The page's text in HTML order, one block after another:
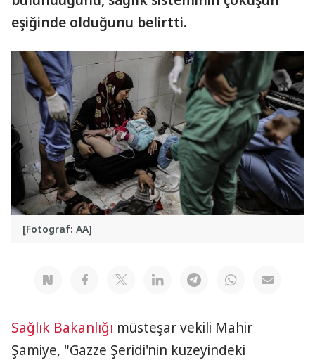
eşiğinde olduğunu belirtti.
[Fotograf: AA]
Sağlık Bakanlığı müsteşar vekili Mahir
Şamiye, "Gazze Şeridi'nin kuzeyindeki